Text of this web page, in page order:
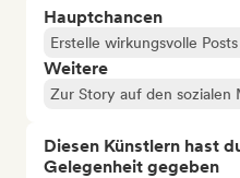
Hauptchancen
Erstelle wirkungsvolle
Weitere
Zur Story auf den sozialen
Diesen Künstlern hast
Gelegenheit gegeben